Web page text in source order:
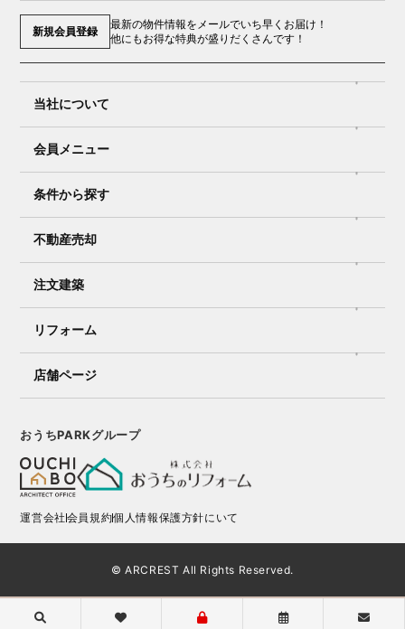
新規会員登録
最新の物件情報をメールでいち早くお届け！
他にもお得な特典が盛りだくさんです！
当社について
会員メニュー
条件から探す
不動産売却
注文建築
リフォーム
店舗ページ
おうちPARKグループ
運営会社会員規約個人情報保護方針にいて
© ARCREST All Rights Reserved.